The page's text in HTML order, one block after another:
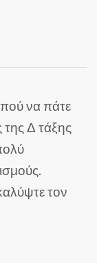
πού να πάτε
της Δ τάξης
τον